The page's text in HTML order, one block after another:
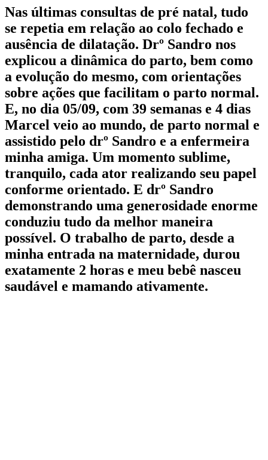
Nas últimas consultas de pré natal, tudo
se repetia em relação ao colo fechado e
ausência de dilatação. Drº Sandro nos
explicou a dinâmica do parto, bem como
a evolução do mesmo, com orientações
sobre ações que facilitam o parto normal.
E, no dia 05/09, com 39 semanas e 4 dias
Marcel veio ao mundo, de parto normal e
assistido pelo drº Sandro e a enfermeira
minha amiga. Um momento sublime,
tranquilo, cada ator realizando seu papel
conforme orientado. E drº Sandro
demonstrando uma generosidade enorme
conduziu tudo da melhor maneira
possível. O trabalho de parto, desde a
minha entrada na maternidade, durou
exatamente 2 horas e meu bebê nasceu
saudável e mamando ativamente.